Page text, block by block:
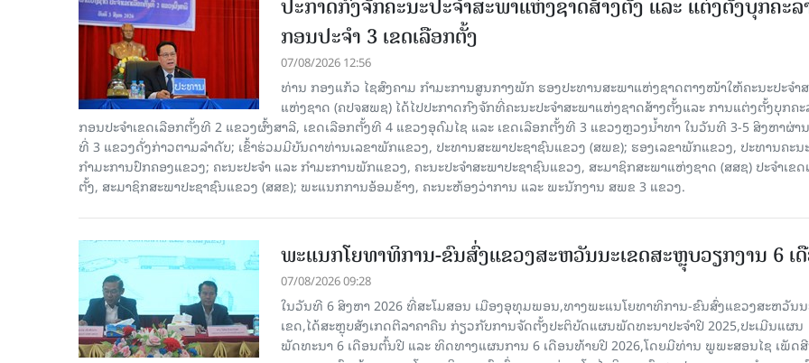
ປະກາດກົງຈັກຄະນະປະຈໍາສະພາແຫ່ງຊາດສ້າງຕັ້ງ ແລະ ແຕ່ງຕັ້ງບຸກຄະລ
ກອນປະຈໍາ 3 ເຂດເລືອກຕັ້ງ
07/08/2026 12:56
ທ່ານ ກອງແກ້ວ ໄຊສົງຄາມ ກຳມະການສູນກາງພັກ ຮອງປະທານສະພາແຫ່ງຊາດຕາງໜ້າໃຫ້ຄະນະປະຈໍາ
ແຫ່ງຊາດ (ຄປຈສພຊ) ໄດ້ໄປປະກາດກົງຈັກທີ່ຄະນະປະຈໍາສະພາແຫ່ງຊາດສ້າງຕັ້ງແລະ ການແຕ່ງຕັ້ງບຸກຄະ
ກອນປະຈໍາເຂດເລືອກຕັ້ງທີ 2 ແຂວງຜົ້ງສາລີ, ເຂດເລືອກຕັ້ງທີ 4 ແຂວງອຸດົມໄຊ ແລະ ເຂດເລືອກຕັ້ງທີ 3 ແຂວງຫຼວງນ້ຳທາ ໃນວັນທີ 3-5 ສິງຫາຜ່າ
ທີ່ 3 ແຂວງດັ່ງກ່າວຕາມລຳດັບ; ເຂົ້າຮ່ວມມີບັນດາທ່ານເລຂາພັກແຂວງ, ປະທານສະພາປະຊາຊົນແຂວງ (ສພຂ); ຮອງເລຂາພັກແຂວງ, ປະທານຄະນ
ກໍາມະການປົກຄອງແຂວງ; ຄະນະປະຈໍາ ແລະ ກໍາມະການພັກແຂວງ, ຄະນະປະຈໍາສະພາປະຊາຊົນແຂວງ, ສະມາຊິກສະພາແຫ່ງຊາດ (ສສຊ) ປະຈໍາເຂດ
ຕັ້ງ, ສະມາຊິກສະພາປະຊາຊົນແຂວງ (ສສຂ); ພະແນກການອ້ອມຂ້າງ, ຄະນະຫ້ອງວ່າການ ແລະ ພະນັກງານ ສພຂ 3 ແຂວງ.
ພະແນກໂຍທາທິການ-ຂົນສົ່ງແຂວງສະຫວັນນະເຂດສະຫຼຸບວຽກງານ 6 ເ
07/08/2026 09:28
ໃນວັນທີ 6 ສິງຫາ 2026 ທີ່ສະໂມສອນ ເມືອງອຸທຸມພອນ,ທາງພະແນໂຍທາທິການ-ຂົນສົ່ງແຂວງສະຫວັນ
ເຂດ,ໄດ້ສະຫຼຸບສັງເກດຕີລາຄາຄືນ ກ່ຽວກັບການຈັດຕັ້ງປະຕິບັດແຜນພັດທະນາປະຈໍາປີ 2025,ປະເມີນແຜນ
ພັດທະນາ 6 ເດືອນຕົ້ນປີ ແລະ ທິດທາງແຜນການ 6 ເດືອນທ້າຍປີ 2026,ໂດຍມີທ່ານ ພູພະສອນໄຊ ເພັດ